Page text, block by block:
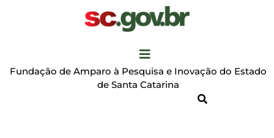
Fundação de Amparo à Pesquisa e Inovação do Estado
de Santa Catarina